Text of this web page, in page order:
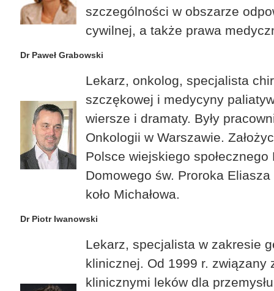
szczególności w obszarze
cywilnej, a także prawa
Dr Paweł Grabowski
Lekarz, onkolog, specjalista
szczękowej i medycyny
wiersze i dramaty. Były
Onkologii w Warszawie.
Polsce wiejskiego społecznego
Domowego św. Proroka
koło Michałowa.
Dr Piotr Iwanowski
Lekarz, specjalista w zakresie
klinicznej. Od 1999 r. związany
klinicznymi leków dla przemysłu